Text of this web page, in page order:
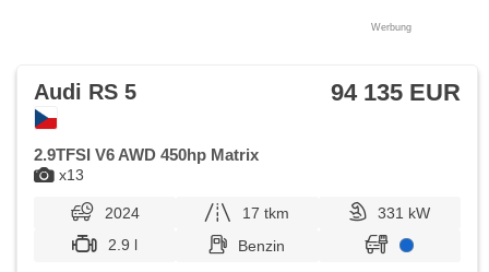
Werbung
x13
Audi RS 5 94 135 EUR
2.9TFSI V6 AWD 450hp Matrix
2024 17 tkm
331 kW
2.9 l
Benzin